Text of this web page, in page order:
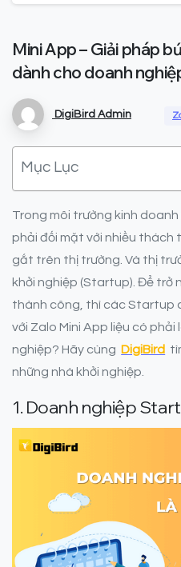
MiniApp–Giảipháp
dànhchodoanh
DigiBird Admin
Mục Lục
Trong môi trường kinh
phải đối mặt với nhiều thách
gắt trên thị trường. Và thị
khởi nghiệp (Startup). Để trở
thành công, thì các Startup
với Zalo Mini App liệu có
nghiệp? Hãy cùng DigiBird
những nhà khởi nghiệp.
1. Doanh nghiệp